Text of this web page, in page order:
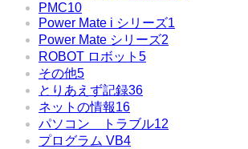
PMC10
Power Mate i シリーズ1
Power Mate シリーズ2
ROBOT ロボット 5
その他5
とりあえず記録36
ネットの情報16
パソコン トラブル12
プログラム VB4